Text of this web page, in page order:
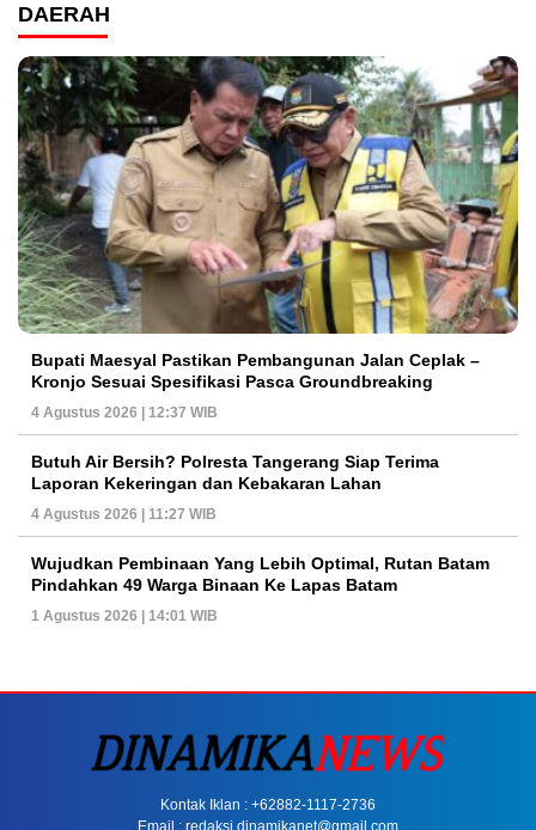
DAERAH
Bupati Maesyal Pastikan Pembangunan Jalan Ceplak –
Kronjo Sesuai Spesifikasi Pasca Groundbreaking
4 Agustus 2026 | 12:37 WIB
Butuh Air Bersih? Polresta Tangerang Siap Terima
Laporan Kekeringan dan Kebakaran Lahan
4 Agustus 2026 | 11:27 WIB
Wujudkan Pembinaan Yang Lebih Optimal, Rutan Batam
Pindahkan 49 Warga Binaan Ke Lapas Batam
1 Agustus 2026 | 14:01 WIB
Kontak Iklan : +62882-1117-2736
Email : redaksi.dinamikanet@gmail.com